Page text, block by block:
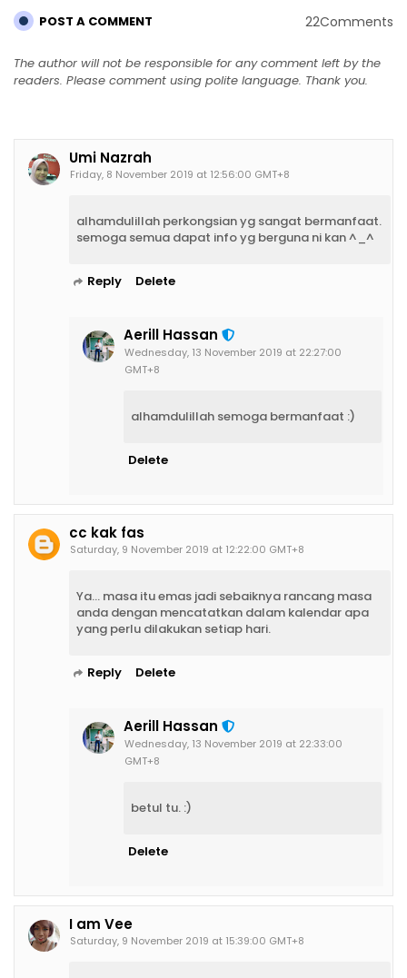
POST A COMMENT 22Comments
The author will not be responsible for any comment left by the
readers. Please comment using polite language. Thank you.
Umi Nazrah
Friday, 8 November 2019 at 12:56:00 GMT+8
alhamdulillah perkongsian yg sangat bermanfaat.
semoga semua dapat info yg berguna ni kan ^_^
Reply Delete
Aerill Hassan
Wednesday, 13 November 2019 at 22:27:00
GMT+8
alhamdulillah semoga bermanfaat :)
Delete
cc kak fas
Saturday, 9 November 2019 at 12:22:00 GMT+8
Ya... masa itu emas jadi sebaiknya rancang masa
anda dengan mencatatkan dalam kalendar apa
yang perlu dilakukan setiap hari.
Reply Delete
Aerill Hassan
Wednesday, 13 November 2019 at 22:33:00
GMT+8
betul tu. :)
Delete
I am Vee
Saturday, 9 November 2019 at 15:39:00 GMT+8